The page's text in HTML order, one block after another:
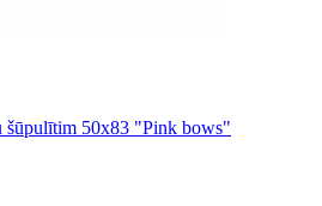
šūpulītim 50x83 "Pink bows"